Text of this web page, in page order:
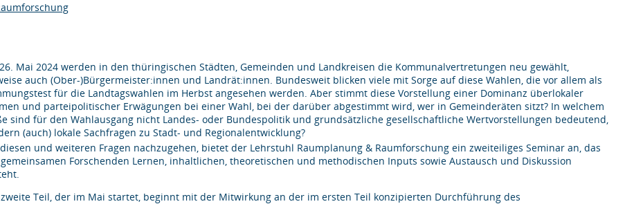
Mai 2024 werden in den thüringischen Städten, Gemeinden und Landkreisen die Kommunalvertretungen neu gewählt,
auch (Ober-)Bürgermeister:innen und Landrät:innen. Bundesweit blicken viele mit Sorge auf diese Wahlen, die vor allem als
für die Landtagswahlen im Herbst angesehen werden. Aber stimmt diese Vorstellung einer Dominanz überlokaler
und parteipolitischer Erwägungen bei einer Wahl, bei der darüber abgestimmt wird, wer in Gemeinderäten sitzt? In welchem
sind für den Wahlausgang nicht Landes- oder Bundespolitik und grundsätzliche gesellschaftliche Wertvorstellungen bedeutend,
(auch) lokale Sachfragen zu Stadt- und Regionalentwicklung?
und weiteren Fragen nachzugehen, bietet der Lehrstuhl Raumplanung & Raumforschung ein zweiteiliges Seminar an, das
Forschenden Lernen, inhaltlichen, theoretischen und methodischen Inputs sowie Austausch und Diskussion
Teil, der im Mai startet, beginnt mit der Mitwirkung an der im ersten Teil konzipierten Durchführung des